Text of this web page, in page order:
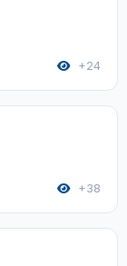
+24
+38